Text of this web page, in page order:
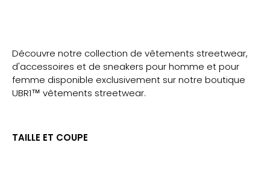
Découvre notre collection de vêtements streetwear,
d'accessoires et de sneakers pour homme et pour
femme disponible exclusivement sur notre boutique
UBR1™ vêtements streetwear.
TAILLE ET COUPE